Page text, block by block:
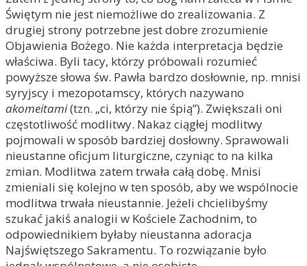
Świętym nie jest niemożliwe do zrealizowania. Z
drugiej strony potrzebne jest dobre zrozumienie
Objawienia Bożego. Nie każda interpretacja będzie
właściwa. Byli tacy, którzy próbowali rozumieć
powyższe słowa św. Pawła bardzo dosłownie, np. mnisi
syryjscy i mezopotamscy, których nazywano
akomeitami(tzn. „ci, którzy nie śpią”). Zwiększali oni
częstotliwość modlitwy. Nakaz ciągłej modlitwy
pojmowali w sposób bardziej dosłowny. Sprawowali
nieustanne oficjum liturgiczne, czyniąc to na kilka
zmian. Modlitwa zatem trwała całą dobę. Mnisi
zmieniali się kolejno w ten sposób, aby we wspólnocie
modlitwa trwała nieustannie. Jeżeli chcielibyśmy
szukać jakiś analogii w Kościele Zachodnim, to
odpowiednikiem byłaby nieustanna adoracja
Najświętszego Sakramentu. To rozwiązanie było